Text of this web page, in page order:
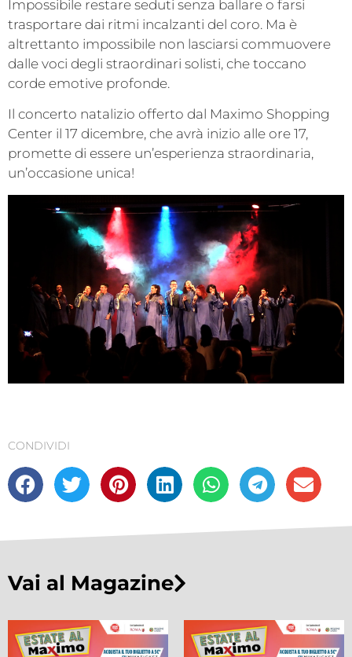
Impossibile restare seduti senza ballare o farsi
trasportare dai ritmi incalzanti del coro. Ma è
altrettanto impossibile non lasciarsi commuovere
dalle voci degli straordinari solisti, che toccano
corde emotive profonde.
Il concerto natalizio offerto dal Maximo Shopping
Center il 17 dicembre, che avrà inizio alle ore 17,
promette di essere un’esperienza straordinaria,
un’occasione unica!
CONDIVIDI
Vai al Magazine